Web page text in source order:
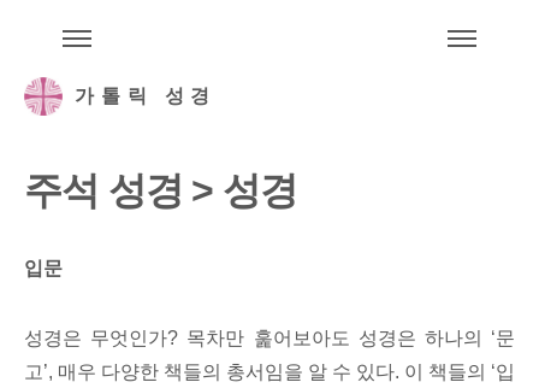
가톨릭 성경
주석 성경 > 성경
입문
성경은 무엇인가? 목차만 훑어보아도 성경은 하나의 ‘문
고’, 매우 다양한 책들의 총서임을 알 수 있다. 이 책들의 ‘입